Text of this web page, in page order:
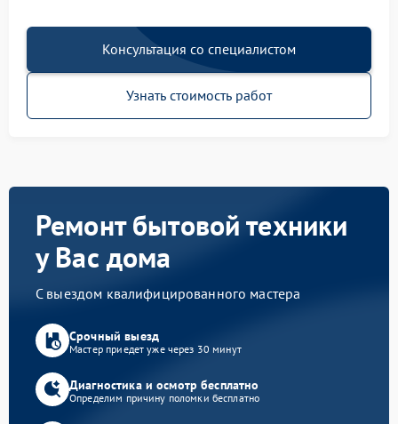
Консультация со специалистом
Узнать стоимость работ
Ремонт бытовой техники
у Вас дома
С выездом квалифицированного мастера
Срочный выезд
Мастер приедет уже через 30 минут
Диагностика и осмотр бесплатно
Определим причину поломки бесплатно